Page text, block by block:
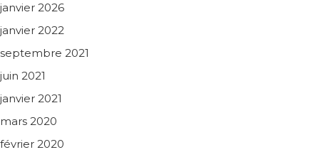
janvier 2026
janvier 2022
septembre 2021
juin 2021
janvier 2021
mars 2020
février 2020